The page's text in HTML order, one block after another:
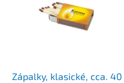
Zápalky, klasické, cca. 40